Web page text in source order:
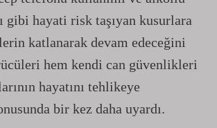
gibi hayati risk taşıyan kusurlara
katlanarak devam edeceğini
hem kendi can güvenlikleri
hayatını tehlikeye
bir kez daha uyardı.